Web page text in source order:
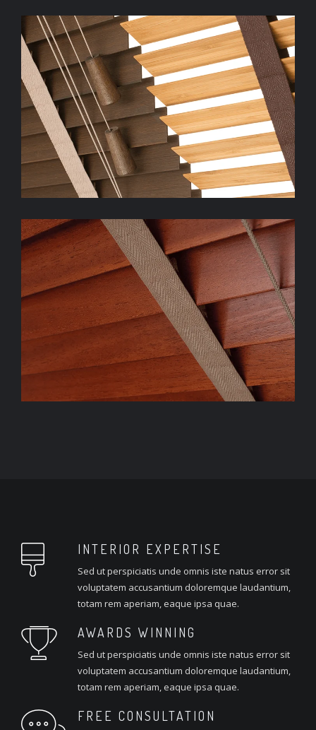
INTERIOR EXPERTISE
Sed ut perspiciatis unde omnis iste natus error sit
voluptatem accusantium doloremque laudantium,
totam rem aperiam, eaque ipsa quae.
AWARDS WINNING
Sed ut perspiciatis unde omnis iste natus error sit
voluptatem accusantium doloremque laudantium,
totam rem aperiam, eaque ipsa quae.
FREE CONSULTATION